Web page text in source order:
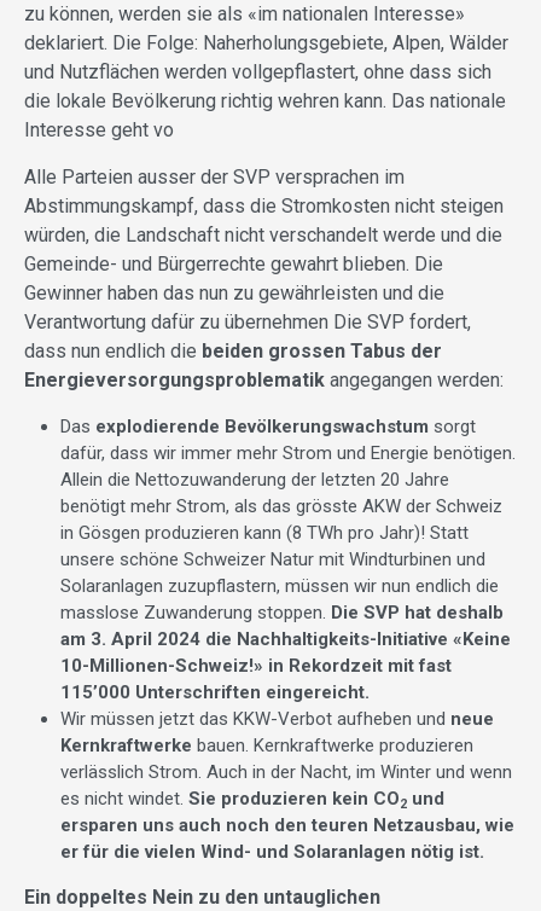
zu können, werden sie als «im nationalen Interesse»
deklariert. Die Folge: Naherholungsgebiete, Alpen, Wälder
und Nutzflächen werden vollgepflastert, ohne dass sich
die lokale Bevölkerung richtig wehren kann. Das nationale
Interesse geht vo
Alle Parteien ausser der SVP versprachen im
Abstimmungskampf, dass die Stromkosten nicht steigen
würden, die Landschaft nicht verschandelt werde und die
Gemeinde- und Bürgerrechte gewahrt blieben. Die
Gewinner haben das nun zu gewährleisten und die
Verantwortung dafür zu übernehmen Die SVP fordert,
dass nun endlich die beiden grossen Tabus der
Energieversorgungsproblematik angegangen werden:
Das explodierende Bevölkerungswachstum sorgt
dafür, dass wir immer mehr Strom und Energie benötigen.
Allein die Nettozuwanderung der letzten 20 Jahre
benötigt mehr Strom, als das grösste AKW der Schweiz
in Gösgen produzieren kann (8 TWh pro Jahr)! Statt
unsere schöne Schweizer Natur mit Windturbinen und
Solaranlagen zuzupflastern, müssen wir nun endlich die
masslose Zuwanderung stoppen. Die SVP hat deshalb
am 3. April 2024 die Nachhaltigkeits-Initiative «Keine
10-Millionen-Schweiz!» in Rekordzeit mit fast
115’000 Unterschriften eingereicht.
Wir müssen jetzt das KKW-Verbot aufheben und neue
Kernkraftwerke bauen. Kernkraftwerke produzieren
verlässlich Strom. Auch in der Nacht, im Winter und wenn
es nicht windet. Sie produzieren kein CO2 und
ersparen uns auch noch den teuren Netzausbau, wie
er für die vielen Wind- und Solaranlagen nötig ist.
Ein doppeltes Nein zu den untauglichen